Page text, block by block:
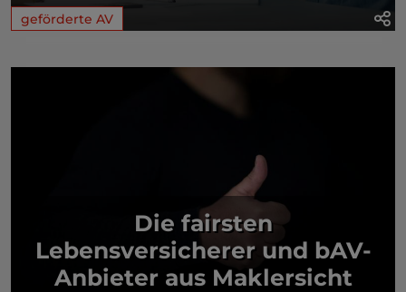
geförderte AV
Die fairsten
Lebensversicherer und bAV-
Anbieter aus Maklersicht